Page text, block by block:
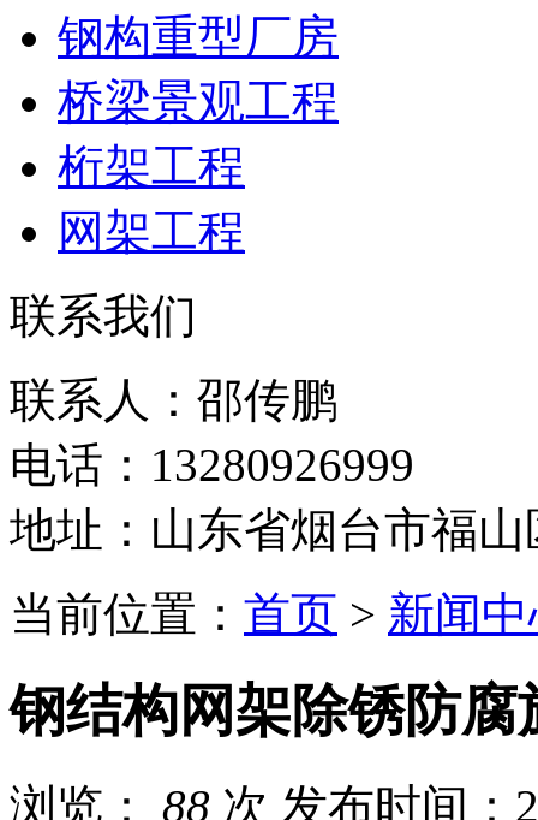
钢构重型厂房
桥梁景观工程
桁架工程
网架工程
联系我们
联系人：邵传鹏
电话：13280926999
地址：山东省烟台市福
当前位置： 首页 > 新闻
钢结构网架除锈防腐
浏览： 88 次 发布时间：